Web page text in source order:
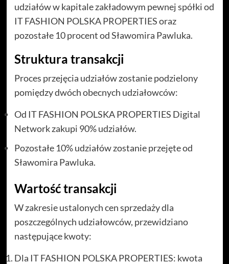
udziałów w kapitale zakładowym pewnej spółki od
IT FASHION POLSKA PROPERTIES oraz
pozostałe 10 procent od Sławomira Pawluka.
Struktura transakcji
Proces przejęcia udziałów zostanie podzielony
pomiędzy dwóch obecnych udziałowców:
Od IT FASHION POLSKA PROPERTIES Digital
Network zakupi 90% udziałów.
Pozostałe 10% udziałów zostanie przejęte od
Sławomira Pawluka.
Wartość transakcji
W zakresie ustalonych cen sprzedaży dla
poszczególnych udziałowców, przewidziano
następujące kwoty:
Dla IT FASHION POLSKA PROPERTIES: kwota